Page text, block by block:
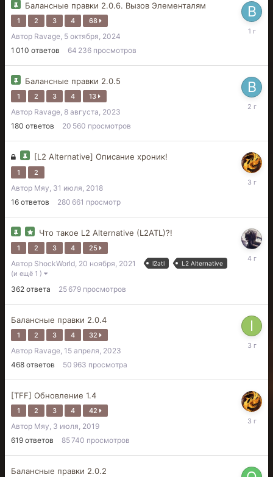
Балансные правки 2.0.6. Вызов Элементалям
1 2 3 4 68
Автор Ravage, 5 октября, 2024
1 010 ответов 64 236 просмотров
Балансные правки 2.0.5
1 2 3 4 13
Автор Ravage, 8 августа, 2023
180 ответов 20 560 просмотров
20
[L2 Alternative] Описание хроник!
1 2
Автор Мяу, 31 июля, 2018
16 ответов 280 661 просмотр
20
Что такое L2 Alternative (L2ATL)?!
1 2 3 4 25
Автор ShockWorld, 20 ноября, 2021 l2atl L2 Alternative
(и ещё 1 )
362 ответа 25 679 просмотров
Балансные правки 2.0.4
1 2 3 4 32
Автор Ravage, 15 апреля, 2023
468 ответов 50 963 просмотра
[TFF] Обновление 1.4
1 2 3 4 42
Автор Мяу, 3 июля, 2019
619 ответов 85 740 просмотров
13
Балансные правки 2.0.2